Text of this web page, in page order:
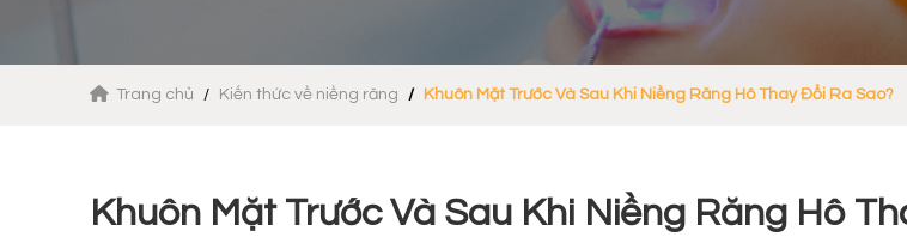
Trang chủ Kiến thức về niềng răng Khuôn Mặt Trước Và Sau Khi Niềng Răng Hô Thay Đổi Ra Sao?
Khuôn Mặt Trước Và Sau Khi Niềng Răng Hô